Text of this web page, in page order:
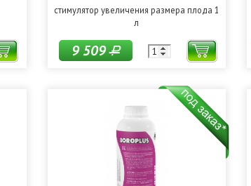
стимулятор увеличения размера плода 1
л
9 509Р